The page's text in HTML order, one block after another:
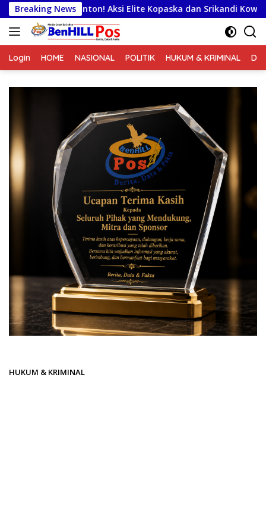
Langsung
ke
konten
Breaking News
Aksi Elite Kopaska dan Srikandi Kowal Siap Bikin Warga
Login HOME NASIONAL POLITIK HUKUM & KRIMINAL
HUKUM & KRIMINAL